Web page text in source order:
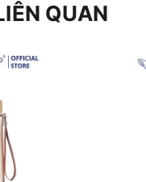
QUAN